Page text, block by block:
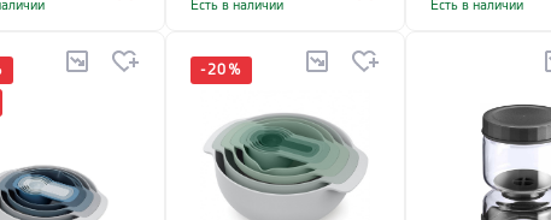
Есть в наличии Есть в наличии
-20 %